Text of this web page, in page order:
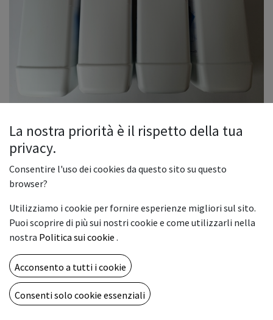
DTF Inks
DTF Inks magenta
79,00€
COLORE INK
La nostra priorità è il rispetto della tua
privacy.
Consentire l'uso dei cookies da questo sito su questo
browser?
Utilizziamo i cookie per fornire esperienze migliori sul sito.
Puoi scoprire di più sui nostri cookie e come utilizzarli nella
nostra Politica sui cookie .
Acconsento a tutti i cookie
Consenti solo cookie essenziali